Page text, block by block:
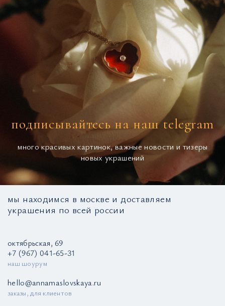
подписывайтесь на наш telegram
много красивых картинок, важные новости и тизеры
новых украшений
мы находимся в москве и доставляем
украшения по всей россии
октябрьская, 69
+7 (967) 041-65-31
наш шоурум
hello@annamaslovskaya.ru
заказы, для клиентов